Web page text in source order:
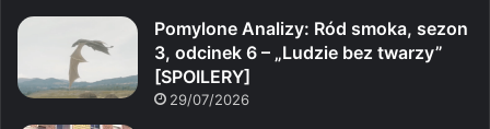
Pomylone Analizy: Ród smoka, sezon
3, odcinek 6 – „Ludzie bez twarzy”
[SPOILERY]
29/07/2026